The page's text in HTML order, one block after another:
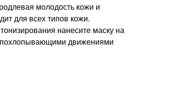
молодость кожи и
для всех типов кожи.
нанесите маску на
похлопывающими движениями